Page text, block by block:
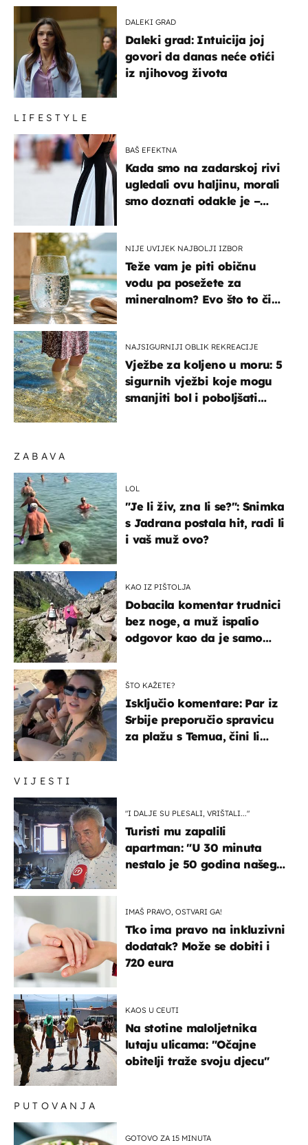
VIJESTI
"I DALJE SU PLESALI, VRIŠTALI..."
Turisti mu zapalili
apartman: "U 30 minuta
nestalo je 50 godina našeg
IMAŠ PRAVO, OSTVARI GA!
Tko ima pravo na inkluzivni
dodatak? Može se dobiti i
720 eura
KAOS U CEUTI
Na stotine maloljetnika
lutaju ulicama: "Očajne
obitelji traže svoju djecu"
ZABAVA
LOL
"Je li živ, zna li se?": Snimka
s Jadrana postala hit, radi li
i vaš muž ovo?
KAO IZ PIŠTOLJA
Dobacila komentar trudnici
bez noge, a muž ispalio
odgovor kao da je samo
ŠTO KAŽETE?
Isključio komentare: Par iz
Srbije preporučio spravicu
za plažu s Temua, čini li
DALEKI GRAD
Daleki grad: Intuicija joj
govori da danas neće otići
iz njihovog života
PUTOVANJA
GOTOVO ZA 15 MINUTA
LIFESTYLE
BAŠ EFEKTNA
Kada smo na zadarskoj rivi
ugledali ovu haljinu, morali
smo doznati odakle je –
NIJE UVIJEK NAJBOLJI IZBOR
Teže vam je piti običnu
vodu pa posežete za
mineralnom? Evo što to čini
NAJSIGURNIJI OBLIK REKREACIJE
Vježbe za koljeno u moru: 5
sigurnih vježbi koje mogu
smanjiti bol i poboljšati